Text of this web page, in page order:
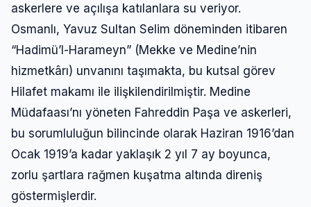
askerlere ve açılışa katılanlara su veriyor.
Osmanlı, Yavuz Sultan Selim döneminden itibaren
“Hadimü’l-Harameyn” (Mekke ve Medine’nin
hizmetkârı) unvanını taşımakta, bu kutsal görev
Hilafet makamı ile ilişkilendirilmiştir. Medine
Müdafaası’nı yöneten Fahreddin Paşa ve askerleri,
bu sorumluluğun bilincinde olarak Haziran 1916’dan
Ocak 1919’a kadar yaklaşık 2 yıl 7 ay boyunca,
zorlu şartlara rağmen kuşatma altında direniş
göstermişlerdir.